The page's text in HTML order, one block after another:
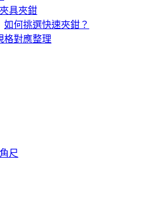
具夾鉗
如何挑選快速夾鉗？
格對應整理
尺